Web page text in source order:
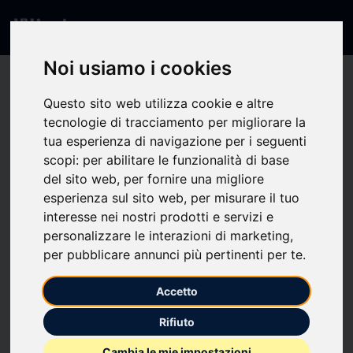
Noi usiamo i cookies
Questo sito web utilizza cookie e altre
tecnologie di tracciamento per migliorare la
tua esperienza di navigazione per i seguenti
scopi: per abilitare le funzionalità di base
del sito web, per fornire una migliore
esperienza sul sito web, per misurare il tuo
interesse nei nostri prodotti e servizi e
personalizzare le interazioni di marketing,
per pubblicare annunci più pertinenti per te.
Accetto
Rifiuto
404 - Pagina non
trovata
La pagina che stai cercando non esiste o non è
disponibile.
Torna alla Home